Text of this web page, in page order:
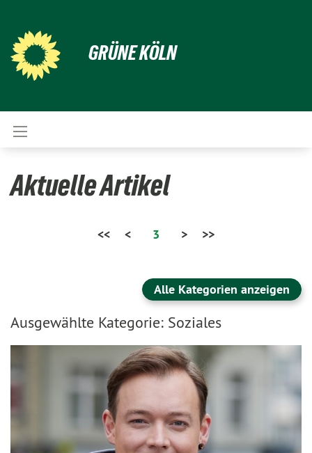
GRÜNE KÖLN
Aktuelle Artikel
<< < 3 > >>
Alle Kategorien anzeigen
Ausgewählte Kategorie: Soziales